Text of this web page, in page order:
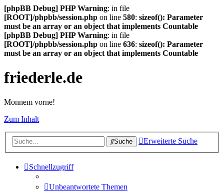
[phpBB Debug] PHP Warning: in file
[ROOT]/phpbb/session.php on line 580: sizeof(): Parameter
must be an array or an object that implements Countable
[phpBB Debug] PHP Warning: in file
[ROOT]/phpbb/session.php on line 636: sizeof(): Parameter
must be an array or an object that implements Countable
friederle.de
Monnem vorne!
Zum Inhalt
Suche Erweiterte Suche
Schnellzugriff
Unbeantwortete Themen